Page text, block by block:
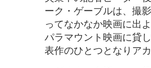
ーク・ゲーブルは、撮
ってなかなか映画に出
パラマウント映画に貸
表作のひとつとなりア